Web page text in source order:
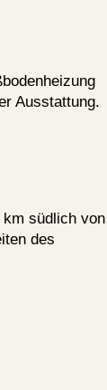
Ausstattung.
südlich von
des